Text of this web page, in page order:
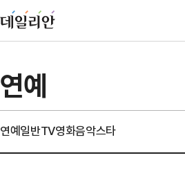
연예
연예일반TV영화음악스타